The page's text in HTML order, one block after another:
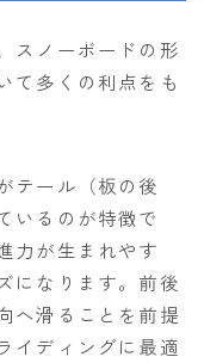
スノーボードの形
て多くの利点をも
テール（板の後
いるのが特徴で
力が生まれやす
になります。前後
へ滑ることを前提
イディングに最適